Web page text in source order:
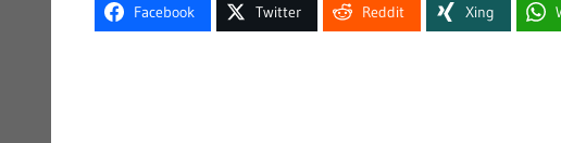
Facebook Twitter Reddit Xing